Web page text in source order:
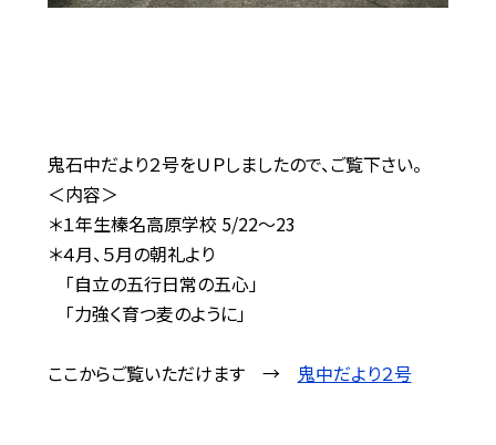
鬼石中だより２号をＵＰしましたので、ご覧下さい。
＜内容＞
＊１年生榛名高原学校 5/22～23
＊４月、５月の朝礼より
「自立の五行日常の五心」
「力強く育つ麦のように」
ここからご覧いただけます → 鬼中だより２号